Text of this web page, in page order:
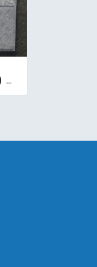
16x16นิ้ว นกสโมกกี้ ( D ) A (Pack6)